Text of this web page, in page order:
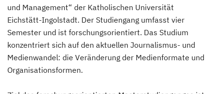
und Management“ der Katholischen Universität
Eichstätt-Ingolstadt. Der Studiengang umfasst vier
Semester und ist forschungsorientiert. Das Studium
konzentriert sich auf den aktuellen Journalismus- und
Medienwandel: die Veränderung der Medienformate und
Organisationsformen.